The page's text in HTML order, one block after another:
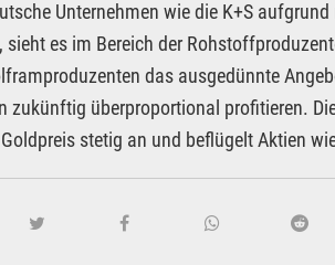
Unternehmen wie die K+S
sieht es im Bereich der
das ausgedünnte
zukünftig überproportional profitieren.
stetig an und beflügelt Aktien